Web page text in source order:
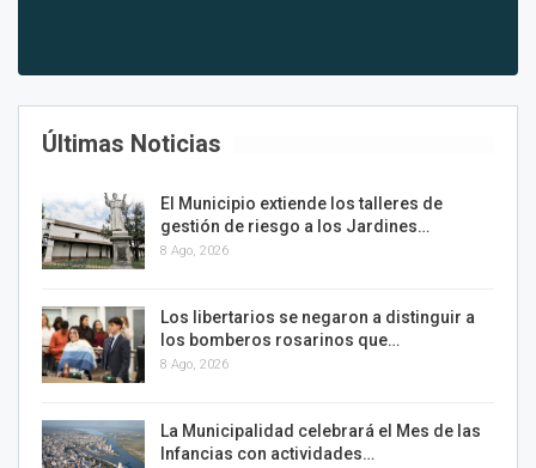
Últimas Noticias
El Municipio extiende los talleres de
gestión de riesgo a los Jardines…
8 Ago, 2026
Los libertarios se negaron a distinguir a
los bomberos rosarinos que…
8 Ago, 2026
La Municipalidad celebrará el Mes de las
Infancias con actividades…